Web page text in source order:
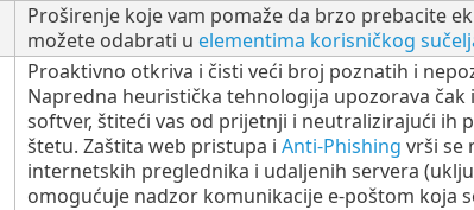
Proširenje koje vam pomaže da brzo prebacite
možete odabrati u elementima korisničkog
Proaktivno otkriva i čisti veći broj poznatih i
Napredna heuristička tehnologija upozorava
softver, štiteći vas od prijetnji i neutralizirajući ih
štetu. Zaštita web pristupa i Anti-Phishing vrši se
internetskih preglednika i udaljenih servera
omogućuje nadzor komunikacije e-poštom koja